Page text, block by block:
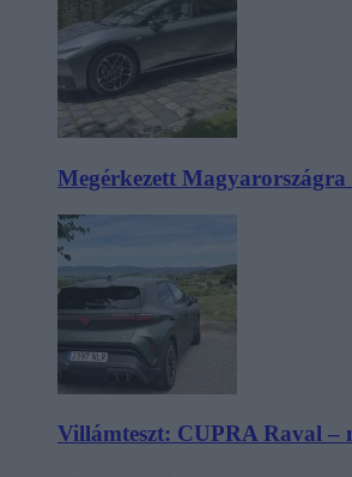
Megérkezett Magyarországra
Villámteszt: CUPRA Raval –